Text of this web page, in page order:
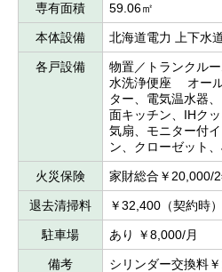
専有面積 59.06㎡
本体設備 北海道電力 上下水
各戸設備
物置／トランク
水洗浄便座 オー
ター、電気温水器
面キッチン、IHク
気扇、モニター付
ン、クローゼット
火災保険 家財総合￥20,000/
退去清掃料 ￥32,400（契約時）
駐車場 あり ￥8,000/月
備考
シリンダー交換料